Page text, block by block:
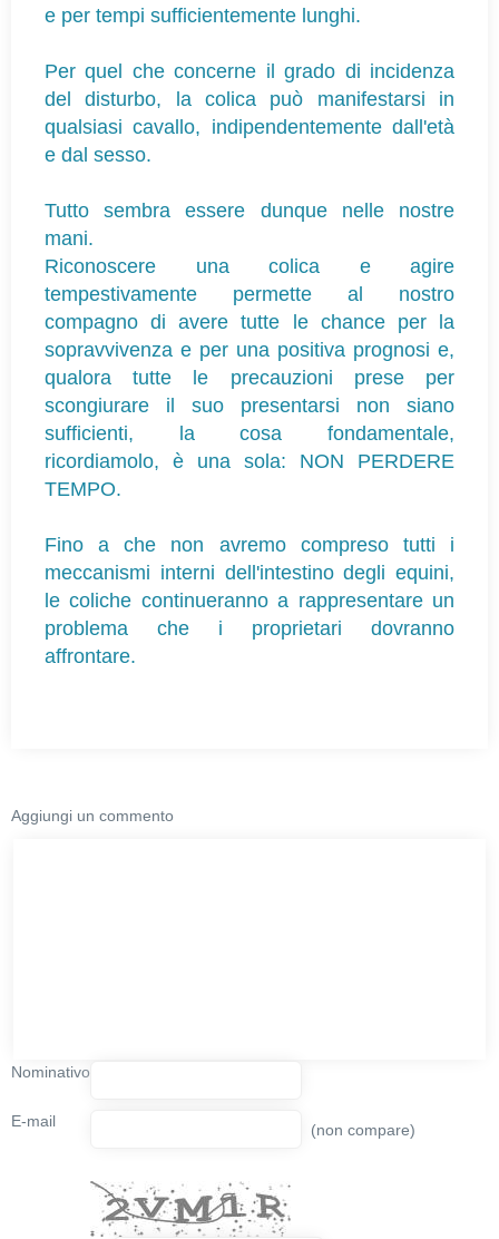
e per tempi sufficientemente lunghi.
Per quel che concerne il grado di incidenza
del disturbo, la colica può manifestarsi in
qualsiasi cavallo, indipendentemente dall'età
e dal sesso.
Tutto sembra essere dunque nelle nostre
mani.
Riconoscere una colica e agire
tempestivamente permette al nostro
compagno di avere tutte le chance per la
sopravvivenza e per una positiva prognosi e,
qualora tutte le precauzioni prese per
scongiurare il suo presentarsi non siano
sufficienti, la cosa fondamentale,
ricordiamolo, è una sola: NON PERDERE
TEMPO.
Fino a che non avremo compreso tutti i
meccanismi interni dell'intestino degli equini,
le coliche continueranno a rappresentare un
problema che i proprietari dovranno
affrontare.
Aggiungi un commento
Nominativo
E-mail (non compare)